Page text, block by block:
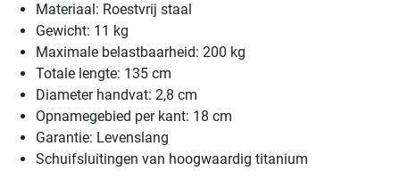
Materiaal: Roestvrij staal
Gewicht: 11 kg
Maximale belastbaarheid: 200 kg
Totale lengte: 135 cm
Diameter handvat: 2,8 cm
Opnamegebied per kant: 18 cm
Garantie: Levenslang
Schuifsluitingen van hoogwaardig titanium